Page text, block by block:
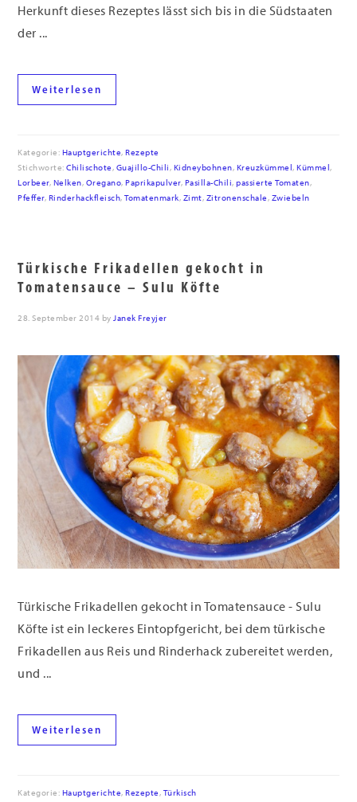
Herkunft dieses Rezeptes lässt sich bis in die Südstaaten
der ...
Weiterlesen
Kategorie: Hauptgerichte,Rezepte
Stichworte:Chilischote, Guajillo-Chili, Kidneybohnen, Kreuzkümmel,Kümmel,
Lorbeer, Nelken, Oregano,Paprikapulver, Pasilla-Chili,passierte Tomaten,
Pfeffer, Rinderhackfleisch,Tomatenmark, Zimt, Zitronenschale, Zwiebeln
Türkische Frikadellen gekocht in
Tomatensauce – Sulu Köfte
28. September 2014 byJanek Freyjer
Türkische Frikadellen gekocht in Tomatensauce - Sulu
Köfte ist ein leckeres Eintopfgericht, bei dem türkische
Frikadellen aus Reis und Rinderhack zubereitet werden,
und ...
Weiterlesen
Kategorie: Hauptgerichte,Rezepte, Türkisch